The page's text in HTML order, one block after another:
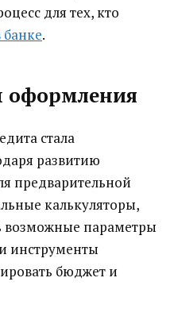
для тех, кто
банке.
оформления
стала
развитию
предварительной
калькуляторы,
параметры
инструменты
бюджет и